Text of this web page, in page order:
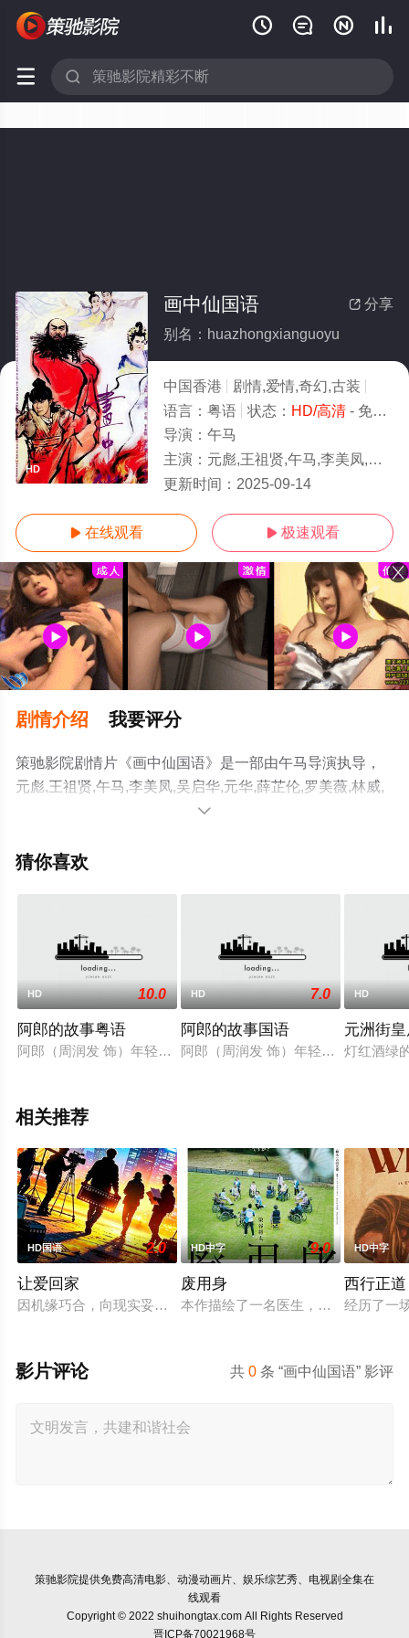
   
 
HD
 分享
画中仙国语
别名：huazhongxianguoyu
中国香港 剧情,爱情,奇幻,古装
语言： 粤语 状态： HD/高清- 免费在线观看
导演： 午马
主演： 元彪,王祖贤,午马,李美凤,吴启华,元华,薛芷伦,罗美薇,林威,叶璿
更新时间： 2025-09-14
 在线观看  极速观看
剧情介绍 我要评分
策驰影院剧情片《画中仙国语》是一部由午马导演执导，
元彪,王祖贤,午马,李美凤,吴启华,元华,薛芷伦,罗美薇,林威,
叶璿等演员精彩演绎的中国香港电影，手机免费观看高清
移步至豆瓣电影、电视猫或剧情网等平台了解。

猜你喜欢
HD 10.0
阿郎的故事粤语
阿郎（周润发 饰）年轻时作为出色的赛车手很是放荡不羁，却
HD 7.0
阿郎的故事国语
阿郎（周润发 饰）年轻时作为出色
HD
元洲街
灯红酒绿
相关推荐
HD国语 2.0
让爱回家
因机缘巧合，向现实妥协的导演朱达仁萌生拍一部《河南人在
HD中字 9.0
废用身
本作描绘了一名医生，因一种围绕“
HD中字
西行正道
经历了一
共0 条 “画中仙国语” 影评
影片评论
策驰影院提供免费高清电影、动漫动画片、娱乐综艺秀、电视剧全集在
线观看
Copyright © 2022 shuihongtax.com All Rights Reserved
晋ICP备70021968号